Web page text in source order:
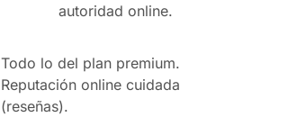
autoridad online.
Todo lo del plan premium.
Reputación online cuidada
(reseñas).